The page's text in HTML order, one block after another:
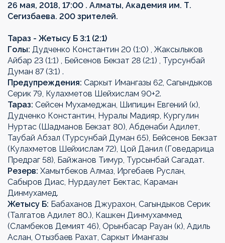
26 мая, 2018, 17:00 . Алматы, Академия им. Т.
Сегизбаева. 200 зрителей.
Тараз - Жетысу Б 3:1 (2:1)
Голы: Дудченко Константин 20 (1:0) , Жаксылыков
Айбар 23 (1:1) , Бейсенов Бекзат 28 (2:1) , Турсунбай
Думан 87 (3:1) .
Предупреждения: Саркыт Имангазы 62, Сагындыков
Серик 79, Кулахметов Шейхислам 90+2.
Тараз: Сейсен Мухамеджан, Шипицин Евгений (к),
Дудченко Константин, Нуралы Мадияр, Кургулин
Нуртас (Шадманов Бекзат 80), Абденаби Адилет,
Таубай Абзал (Турсунбай Думан 65), Бейсенов Бекзат
(Кулахметов Шейхислам 72), Цой Данил (Говедарица
Предраг 58), Байжанов Тимур, Турсынбай Сагадат.
Резерв: Хамытбеков Алмаз, Иргебаев Руслан,
Сабыров Диас, Нурдаулет Бектас, Караман
Динмухамед.
Жетысу Б: Бабаханов Джурахон, Сагындыков Серик
(Талгатов Адилет 80.), Кашкен Динмухаммед
(Сламбеков Демият 46), Орынбасар Рауан (к), Адиль
Аслан, Отызбаев Рахат, Саркыт Имангазы